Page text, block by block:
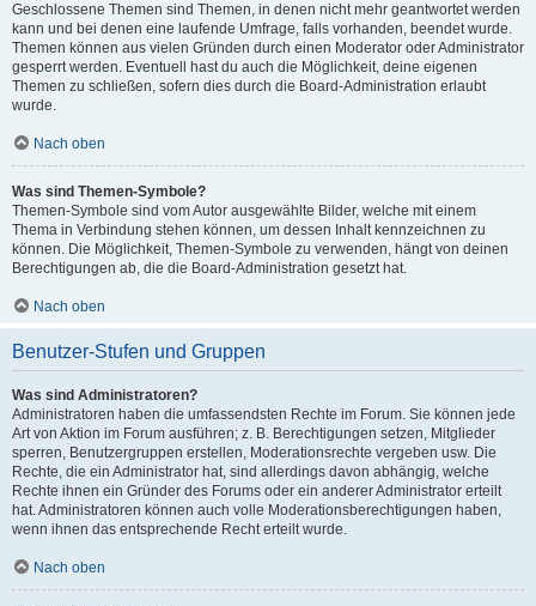
Geschlossene Themen sind Themen, in denen nicht mehr geantwortet werden
kann und bei denen eine laufende Umfrage, falls vorhanden, beendet wurde.
Themen können aus vielen Gründen durch einen Moderator oder Administrator
gesperrt werden. Eventuell hast du auch die Möglichkeit, deine eigenen
Themen zu schließen, sofern dies durch die Board-Administration erlaubt
wurde.
Nach oben
Was sind Themen-Symbole?
Themen-Symbole sind vom Autor ausgewählte Bilder, welche mit einem
Thema in Verbindung stehen können, um dessen Inhalt kennzeichnen zu
können. Die Möglichkeit, Themen-Symbole zu verwenden, hängt von deinen
Berechtigungen ab, die die Board-Administration gesetzt hat.
Nach oben
Benutzer-Stufen und Gruppen
Was sind Administratoren?
Administratoren haben die umfassendsten Rechte im Forum. Sie können jede
Art von Aktion im Forum ausführen; z. B. Berechtigungen setzen, Mitglieder
sperren, Benutzergruppen erstellen, Moderationsrechte vergeben usw. Die
Rechte, die ein Administrator hat, sind allerdings davon abhängig, welche
Rechte ihnen ein Gründer des Forums oder ein anderer Administrator erteilt
hat. Administratoren können auch volle Moderationsberechtigungen haben,
wenn ihnen das entsprechende Recht erteilt wurde.
Nach oben